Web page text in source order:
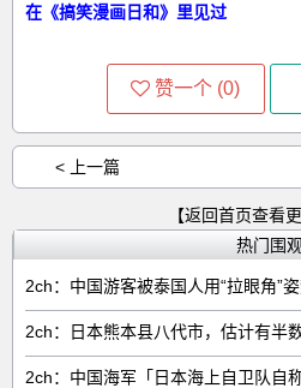
在《搞笑漫画日和》里见过
赞一个 (0)
< 上一篇
【返回首页查看
热门围
2ch：中国游客被泰国人用“拉眼角”
2ch：日本熊本县八代市，估计有半
2ch：中国海军「日本海上自卫队自